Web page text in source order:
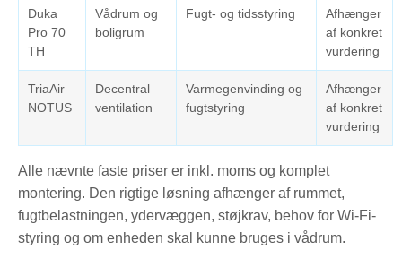
Duka
Pro 70
TH
Vådrum og
boligrum
Fugt- og tidsstyring
Afhænger
af konkret
vurdering
TriaAir
NOTUS
Decentral
ventilation
Varmegenvinding og
fugtstyring
Afhænger
af konkret
vurdering
Alle nævnte faste priser er inkl. moms og komplet
montering. Den rigtige løsning afhænger af rummet,
fugtbelastningen, ydervæggen, støjkrav, behov for Wi-Fi-
styring og om enheden skal kunne bruges i vådrum.